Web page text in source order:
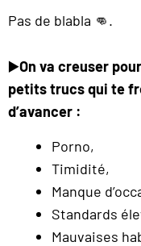
Pas de blabla 👊.
▶️On va creuser
petits trucs qui te
d’avancer :
Porno,
Timidité,
Manque
Standards
Mauvaises